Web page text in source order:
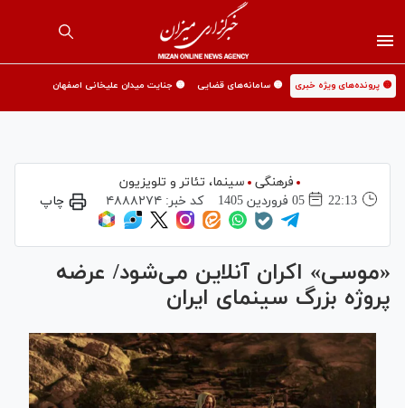
🟡 پرونده‌های ویژه خبری 🟡 سامانه‌های قضایی 🟡 جنایت میدان علیخانی اصفهان
فرهنگی
سینما،‌ تئاتر و تلویزیون
22:13
05 فروردين 1405 کد خبر:۴۸۸۸۲۷۴ چاپ
«موسی» اکران آنلاین می‌شود/ عرضه
پروژه بزرگ سینمای ایران